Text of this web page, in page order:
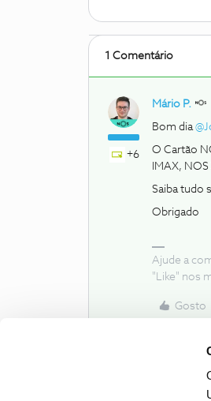
1 Comentário
+6
Mário P.
Bom dia
O Cartão
IMAX,
Saiba tudo
Obrigado
Ajude a
"Like" nos
Gosto